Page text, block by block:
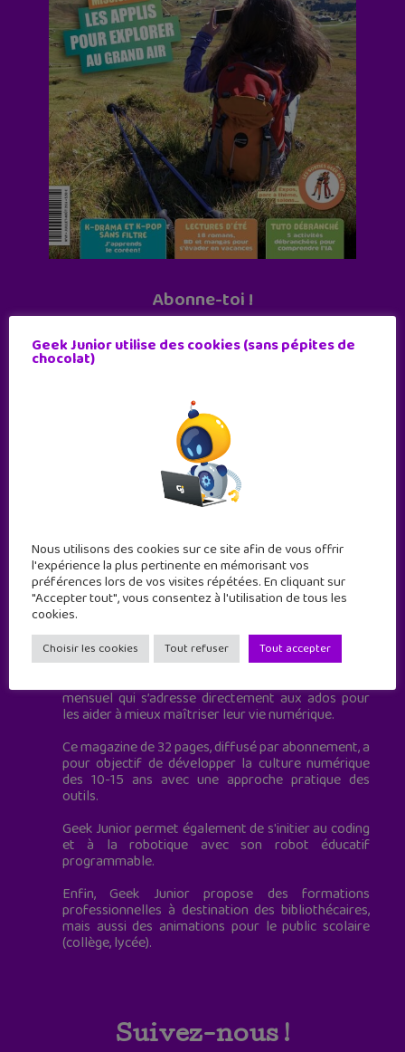
Abonne-toi !
Geek Junior est le premier site de culture numérique
à destination des adolescents.
mensuel qui s’adresse directement aux ados pour
les aider à mieux maîtriser leur vie numérique.
Ce magazine de 32 pages, diffusé par abonnement, a
pour objectif de développer la culture numérique
des 10-15 ans avec une approche pratique des
outils.
Geek Junior permet également de s'initier au coding
et à la robotique avec son robot éducatif
programmable.
Enfin, Geek Junior propose des formations
professionnelles à destination des bibliothécaires,
mais aussi des animations pour le public scolaire
(collège, lycée).
Suivez-nous !
Geek Junior utilise des cookies (sans pépites de
chocolat)
Nous utilisons des cookies sur ce site afin de vous offrir
l'expérience la plus pertinente en mémorisant vos
préférences lors de vos visites répétées. En cliquant sur
"Accepter tout", vous consentez à l'utilisation de tous les
cookies.
Choisir les cookies Tout refuser Tout accepter